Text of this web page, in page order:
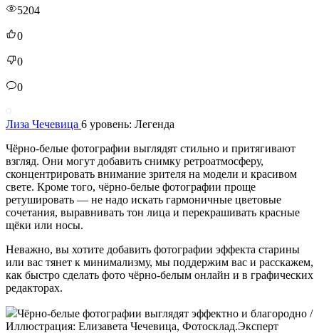
5204
0
0
0
Лиза Чечевица 6 уровень: Легенда
Чёрно-белые фотографии выглядят стильно и притягивают
взгляд. Они могут добавить снимку ретроатмосферу,
сконцентрировать внимание зрителя на модели и красивом
свете. Кроме того, чёрно-белые фотографии проще
ретушировать — не надо искать гармоничные цветовые
сочетания, выравнивать тон лица и перекрашивать красные
щёки или носы.
Неважно, вы хотите добавить фотографии эффекта старины
или вас тянет к минимализму, мы поддержим вас и расскажем,
как быстро сделать фото чёрно-белым онлайн и в графических
редакторах.
Чёрно-белые фотографии выглядят эффектно и благородно /
Иллюстрация: Елизавета Чечевица, Фотосклад.Эксперт